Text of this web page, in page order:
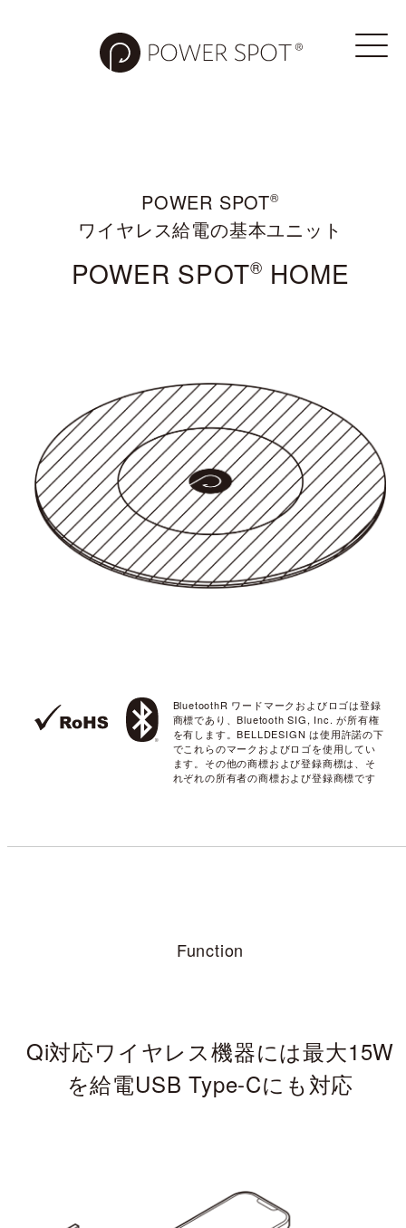
POWER SPOT®
ワイヤレス給電の基本ユニット
POWER SPOT® HOME
BluetoothR ワードマークおよびロゴは登録
商標であり、Bluetooth SIG, Inc. が所有権
を有します。BELLDESIGN は使用許諾の下
でこれらのマークおよびロゴを使用してい
ます。 その他の商標および登録商標は、そ
れぞれの所有者の商標および登録商標です
Function
Qi対応ワイヤレス機器には最大15W
を給電USB Type-Cにも対応